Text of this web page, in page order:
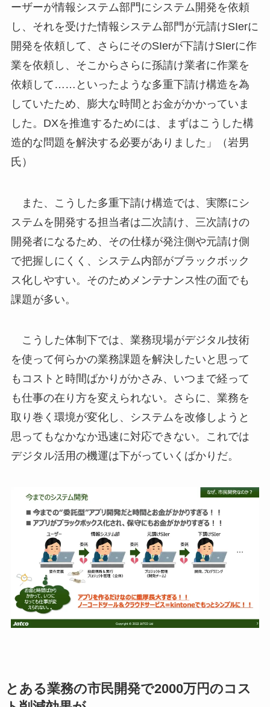
ーザーが情報システム部門にシステム開発を依頼
し、それを受けた情報システム部門が元請けSIerに
開発を依頼して、さらにそのSIerが下請けSIerに作
業を依頼し、そこからさらに孫請け業者に作業を
依頼して……といったような多重下請け構造を為
していたため、膨大な時間とお金がかかっていま
した。DXを推進するためには、まずはこうした構
造的な問題を解決する必要がありました」（岩男
氏）
また、こうした多重下請け構造では、実際にシ
ステムを開発する担当者は二次請け、三次請けの
開発者になるため、その仕様が発注側や元請け側
で把握しにくく、システム内部がブラックボック
ス化しやすい。そのためメンテナンス性の面でも
課題が多い。
こうした体制下では、業務現場がデジタル技術
を使って何らかの業務課題を解決したいと思って
もコストと時間ばかりがかさみ、いつまで経って
も仕事の在り方を変えられない。さらに、業務を
取り巻く環境が変化し、システムを改修しようと
思ってもなかなか迅速に対応できない。これでは
デジタル活用の機運は下がっていくばかりだ。
とある業務の市民開発で2000万円のコス